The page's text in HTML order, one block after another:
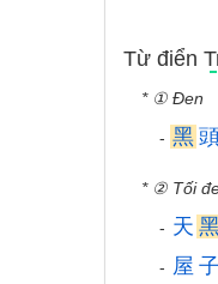
Từ điển
* ① Đen
- 黑
* ② Tối
- 天
- 屋 子